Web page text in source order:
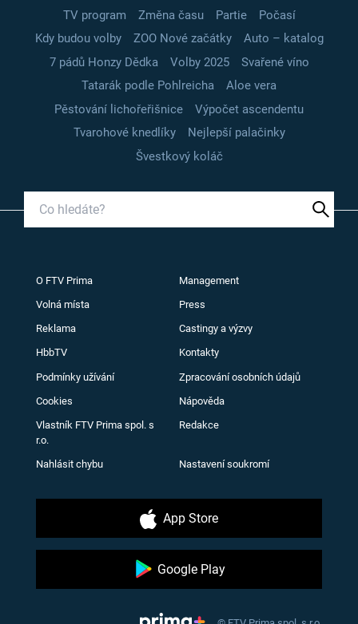
TV program
Změna času Partie
Počasí
Kdy budou volby
ZOO Nové začátky
Auto – katalog
7 pádů Honzy Dědka
Volby 2025
Svařené víno
Tatarák podle Pohlreicha
Aloe vera
Pěstování lichořeřišnice
Výpočet ascendentu
Tvarohové knedlíky
Nejlepší palačinky
Švestkový koláč
O FTV Prima Management
Volná místa Press
Reklama Castingy a výzvy
HbbTV Kontakty
Podmínky užívání Zpracování osobních údajů
Cookies Nápověda
Vlastník FTV Prima spol. s
r.o.
Redakce
Nahlásit chybu Nastavení soukromí
App Store
Google Play